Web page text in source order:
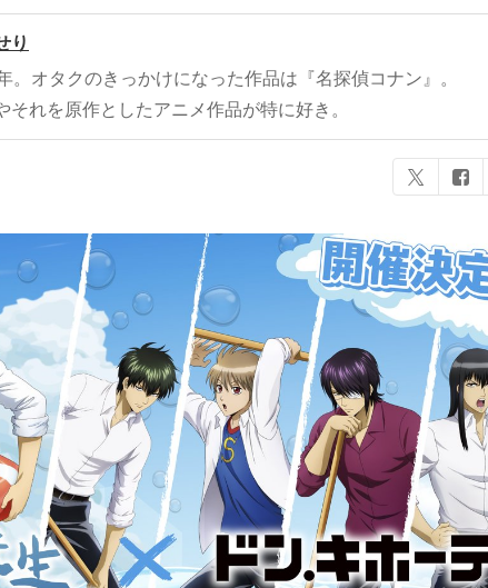
り
。オタクのきっかけになった作品は『名探偵コナン』。
それを原作としたアニメ作品が特に好き。